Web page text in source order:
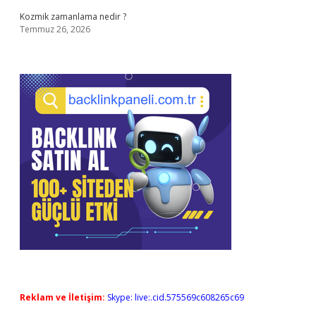
Kozmik zamanlama nedir ?
Temmuz 26, 2026
Reklam ve İletişim: Skype: live:.cid.575569c608265c69